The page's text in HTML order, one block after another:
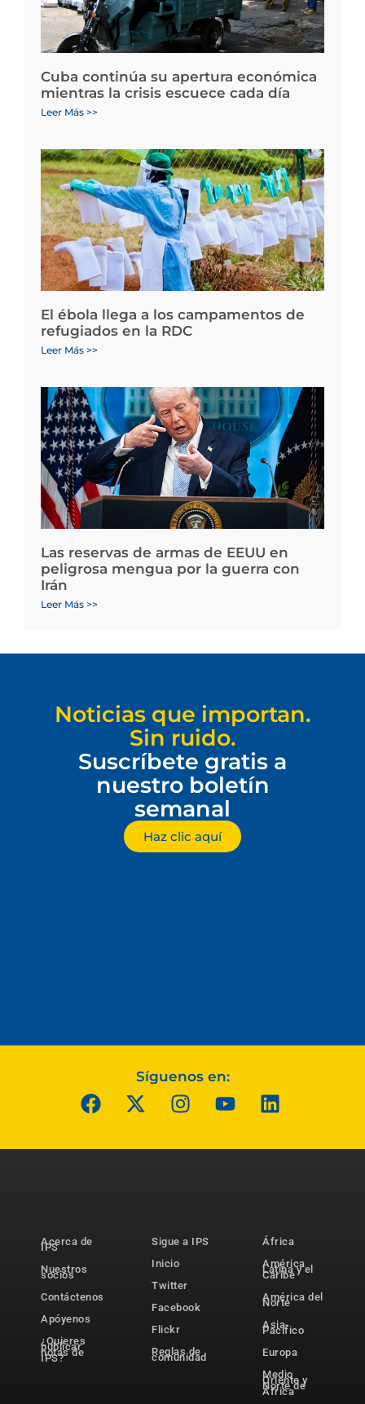
Cuba continúa su apertura económica
mientras la crisis escuece cada día
Leer Más >>
El ébola llega a los campamentos de
refugiados en la RDC
Leer Más >>
Las reservas de armas de EEUU en
peligrosa mengua por la guerra con
Irán
Leer Más >>
Noticias que importan.
Sin ruido.
Suscríbete gratis a
nuestro boletín
semanal
Haz clic aquí
Síguenos en:
Acerca de
IPS
Nuestros
socios
Contáctenos
Apóyenos
¿Quieres
publicar
notas de
IPS?
Sigue a IPS
Inicio
Twitter
Facebook
Flickr
Reglas de
comunidad
África
América
Latina y el
Caribe
América del
Norte
Asia-
Pacífico
Europa
Medio
Oriente y
Norte de
África